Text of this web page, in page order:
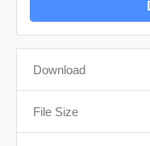
Download
File Size